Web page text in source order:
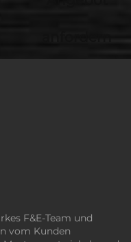
F&E-Team und
vom Kunden